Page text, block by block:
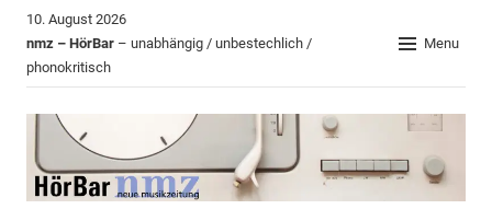
Zum
Inhalt
springen
10. August 2026
nmz – HörBar – unabhängig / unbestechlich /
phonokritisch
Menu